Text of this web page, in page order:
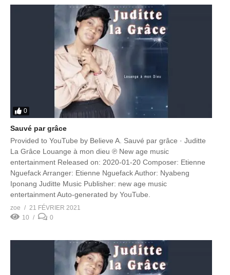
0
Sauvé par grâce
Provided to YouTube by Believe A. Sauvé par grâce · Juditte
La Grâce Louange à mon dieu ℗ New age music
entertainment Released on: 2020-01-20 Composer: Etienne
Nguefack Arranger: Etienne Nguefack Author: Nyabeng
Iponang Juditte Music Publisher: new age music
entertainment Auto-generated by YouTube.
zoe
21 FÉVRIER 2021
10
0